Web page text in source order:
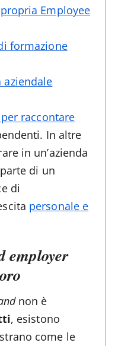
Employee
formazione
aziendale
raccontare
In altre
in un’azienda
di un
di
personale e
employer
non è
, esistono
come le